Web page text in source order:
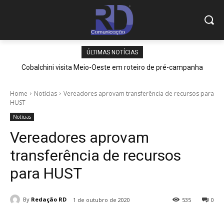
ÚLTIMAS NOTÍCIAS
Cobalchini visita Meio-Oeste em roteiro de pré-campanha
Home Notícias
Vereadores aprovam transferência de recursos para
HUST
Notícias
Vereadores aprovam
transferência de recursos
para HUST
By Redação RD 1 de outubro de 2020 0
535